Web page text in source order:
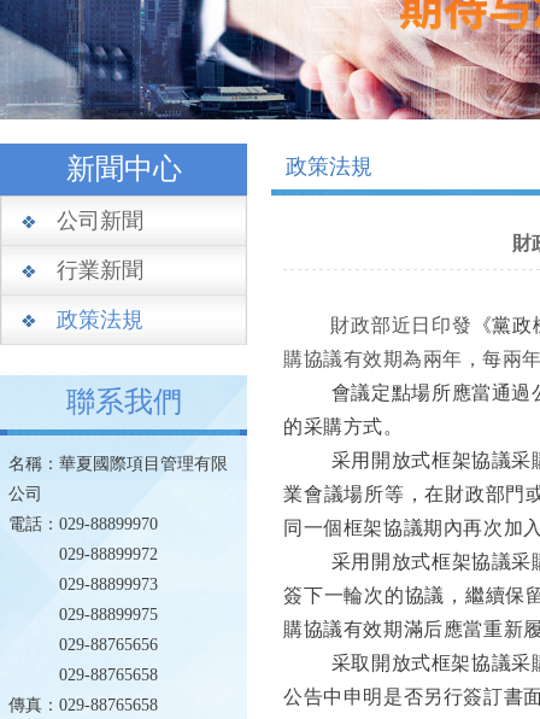
新聞中心
公司新聞
行業新聞
政策法規
聯系我們
名稱：華夏國際項目管理有限
公司
電話：029-88899970
029-88899972
029-88899973
029-88899975
029-88765656
029-88765658
傳真：029-88765658
政策法規
財
財政部近日印發 《黨
購協議有效期為兩年，每兩
會議定點場所應當通過
的采購方式。
采用開放式框架協議采
業會議場所等，在財政部門
同一個框架協議期內再次加
采用開放式框架協議采
簽下一輪次的協議，繼續保
購協議有效期滿后應當重新
采取開放式框架協議采
公告中申明是否另行簽訂書